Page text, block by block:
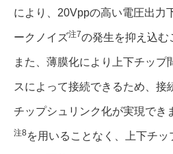
により、20Vppの高い電圧出力
ークノイズ注7の発生を抑え込む
また、薄膜化により上下チップ
スによって接続できるため、接
チップシュリンク化が実現でき
注8を用いることなく、上下チ